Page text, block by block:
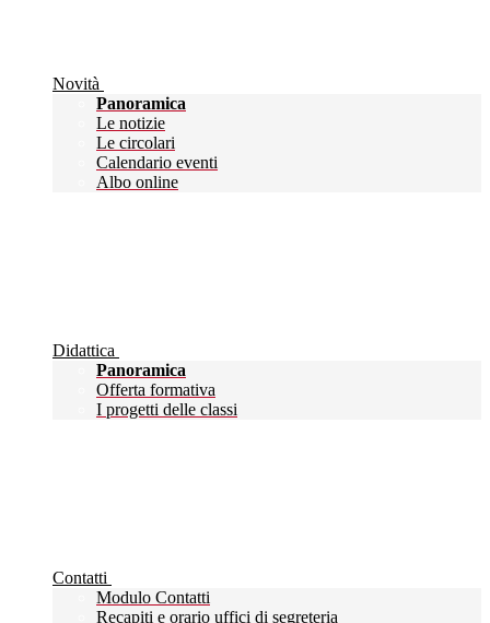
Novità
Panoramica
Le notizie
Le circolari
Calendario eventi
Albo online
Didattica
Panoramica
Offerta formativa
I progetti delle classi
Contatti
Modulo Contatti
Recapiti e orario uffici di segreteria